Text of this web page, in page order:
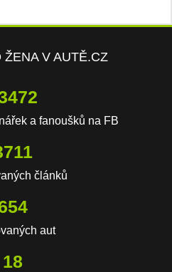
ŽENA V AUTĚ.CZ
a fanoušků na FB
článků
aut
18